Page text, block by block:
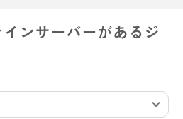
ンサーバーがあるジ